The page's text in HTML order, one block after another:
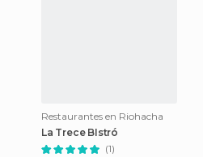
Restaurantes en Riohacha
La Trece BIstró
(1)